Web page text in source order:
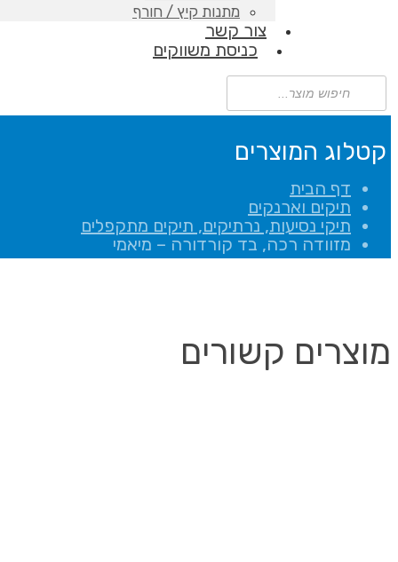
מתנות קיץ / חורף
צור קשר
כניסת משווקים
Products
search
קטלוג המוצרים
דף הבית
תיקים וארנקים
תיקי נסיעות, נרתיקים, תיקים מתקפלים
מזוודה רכה, בד קורדורה – מיאמי
מוצרים קשורים